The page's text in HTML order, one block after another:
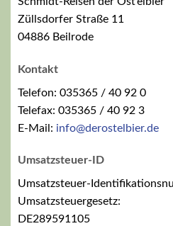
Züllsdorfer Straße 11
04886 Beilrode
Kontakt
Telefon: 035365 / 40 92 0
Telefax: 035365 / 40 92 3
E-Mail: info@derostelbier.de
Umsatzsteuer-ID
Umsatzsteuer-
Umsatzsteuergesetz:
DE289591105